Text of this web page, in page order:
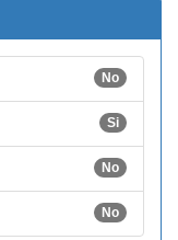
No
Si
No
No